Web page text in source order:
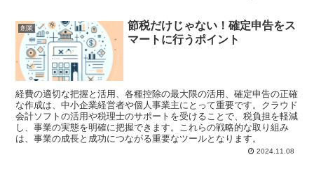
創業
節税だけじゃない！確定申告をス
マートに行うポイント
経費の適切な把握と活用、各種控除の最大限の活用、確定申告の正確
な作成は、中小企業経営者や個人事業主にとって重要です。クラウド
会計ソフトの活用や税理士のサポートを受けることで、税負担を軽減
し、事業の実態を明確に把握できます。これらの戦略的な取り組み
は、事業の成長と成功につながる重要なツールとなります。
2024.11.08